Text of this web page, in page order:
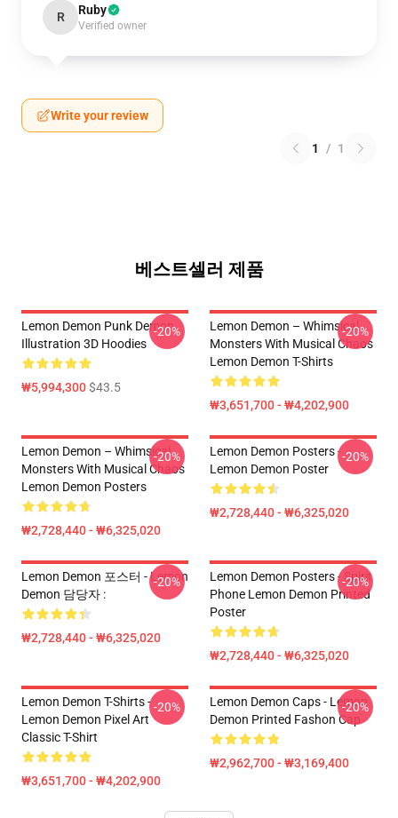
R Ruby
Verified owner
Write your review
1 / 1
베스트셀러 제품
Lemon Demon Punk Demon
Illustration 3D Hoodies
₩5,994,300$43.5
-20%
Lemon Demon – Whimsical
Monsters With Musical Chaos
Lemon Demon T-Shirts
₩3,651,700 - ₩4,202,900
-20%
Lemon Demon – Whimsical
Monsters With Musical Chaos
Lemon Demon Posters
₩2,728,440 - ₩6,325,020
-20%
Lemon Demon Posters -
Lemon Demon Poster
₩2,728,440 - ₩6,325,020
-20%
Lemon Demon 포스터 - Lemon
Demon 담당자 :
₩2,728,440 - ₩6,325,020
-20%
Lemon Demon Posters - Spirit
Phone Lemon Demon Printed
Poster
₩2,728,440 - ₩6,325,020
-20%
Lemon Demon T-Shirts -
Lemon Demon Pixel Art
Classic T-Shirt
₩3,651,700 - ₩4,202,900
-20%
Lemon Demon Caps - Lemon
Demon Printed Fashon Cap
₩2,962,700 - ₩3,169,400
-20%